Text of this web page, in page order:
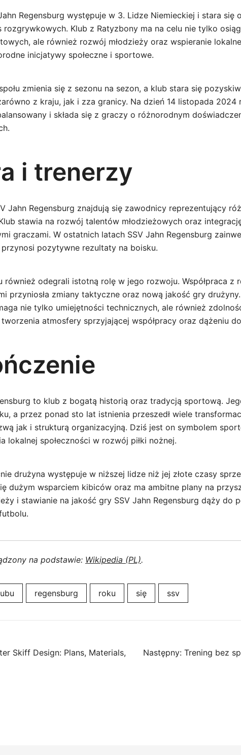
Regensburg występuje w 3. Lidze Niemieckiej i stara się
rozgrywkowych. Klub z Ratyzbony ma na celu nie tylko
ale również rozwój młodzieży oraz wspieranie
inicjatywy społeczne i sportowe.
zmienia się z sezonu na sezon, a klub stara się
z kraju, jak i zza granicy. Na dzień 14 listopada 2024
i składa się z graczy o różnorodnym
i trenerzy
Jahn Regensburg znajdują się zawodnicy reprezentujący
stawia na rozwój talentów młodzieżowych oraz
graczami. W ostatnich latach SSV Jahn Regensburg
przynosi pozytywne rezultaty na boisku.
również odegrali istotną rolę w jego rozwoju. Współpraca z
przyniosła zmiany taktyczne oraz nową jakość gry
nie tylko umiejętności technicznych, ale również
atmosfery sprzyjającej współpracy oraz dążeniu
to klub z bogatą historią oraz tradycją sportową.
a przez ponad sto lat istnienia przeszedł wiele
jak i strukturą organizacyjną. Dziś jest on symbolem
lokalnej społeczności w rozwój piłki nożnej.
drużyna występuje w niższej lidze niż jej złote czasy
dużym wsparciem kibiców oraz ma ambitne plany na
i stawianie na jakość gry SSV Jahn Regensburg dąży do
na podstawie: Wikipedia (PL).
regensburg roku się ssv
Skiff Design: Plans, Materials,
Następny: Trening bez